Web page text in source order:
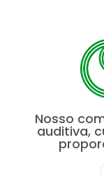
Nosso
auditiva,